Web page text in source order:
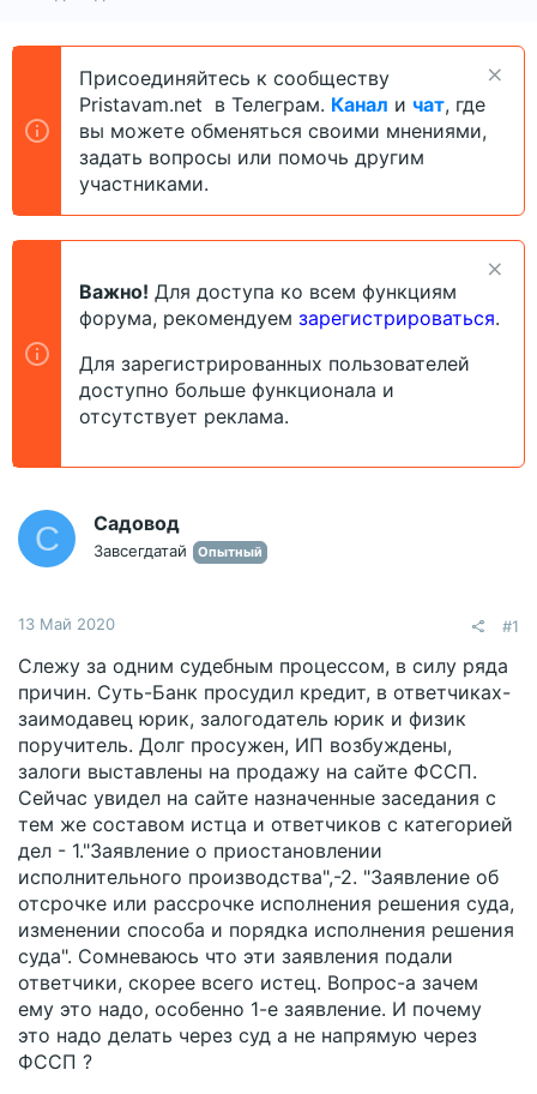
е
н
а
ч
а
Присоединяйтесь к сообществу
Pristavam.net в Телеграм. Канал и чат, где
вы можете обменяться своими мнениями,
задать вопросы или помочь другим
участниками.
Важно! Для доступа ко всем функциям
форума, рекомендуем зарегистрироваться.
Для зарегистрированных пользователей
доступно больше функционала и
отсутствует реклама.
С Садовод
Завсегдатай Опытный
13 Май 2020 #1
Слежу за одним судебным процессом, в силу ряда
причин. Суть-Банк просудил кредит, в ответчиках-
заимодавец юрик, залогодатель юрик и физик
поручитель. Долг просужен, ИП возбуждены,
залоги выставлены на продажу на сайте ФССП.
Сейчас увидел на сайте назначенные заседания с
тем же составом истца и ответчиков с категорией
дел - 1."Заявление о приостановлении
исполнительного производства",-2. "Заявление об
отсрочке или рассрочке исполнения решения суда,
изменении способа и порядка исполнения решения
суда". Сомневаюсь что эти заявления подали
ответчики, скорее всего истец. Вопрос-а зачем
ему это надо, особенно 1-е заявление. И почему
это надо делать через суд а не напрямую через
ФССП ?